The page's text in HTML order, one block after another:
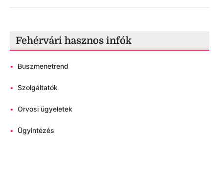
Fehérvári hasznos infók
• Buszmenetrend
• Szolgáltatók
• Orvosi ügyeletek
• Ügyintézés